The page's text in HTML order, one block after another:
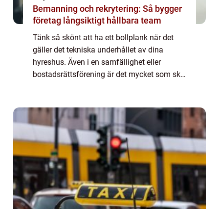
Bemanning och rekrytering: Så bygger
företag långsiktigt hållbara team
Tänk så skönt att ha ett bollplank när det
gäller det tekniska underhållet av dina
hyreshus. Även i en samfällighet eller
bostadsrättsförening är det mycket som ska